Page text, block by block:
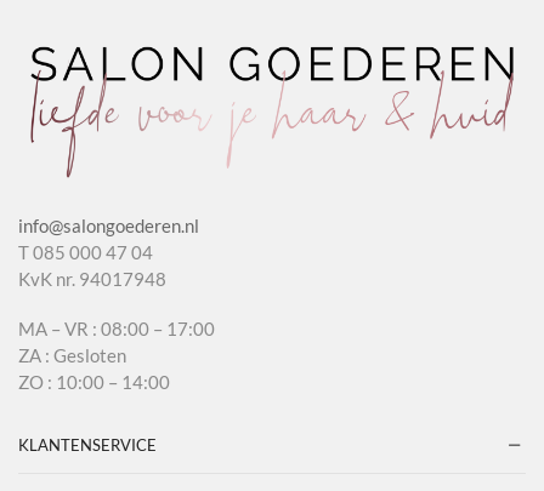
info@salongoederen.nl
T 085 000 47 04
KvK nr. 94017948
MA – VR : 08:00 – 17:00
ZA : Gesloten
ZO : 10:00 – 14:00
KLANTENSERVICE